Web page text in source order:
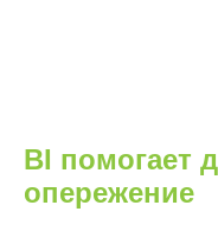
BI помогает
опережение